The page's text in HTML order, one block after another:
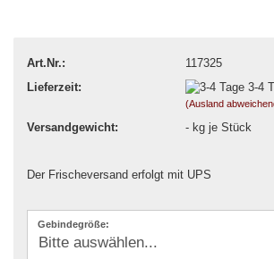
Art.Nr.:
117325
Lieferzeit:
3-4
(Ausland
Versandgewicht: -kg je Stück
Der Frischeversand erfolgt mit UPS
Gebindegröße: